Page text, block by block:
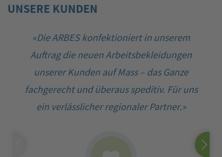
UNSERE KUNDEN
«Die ARBES konfektioniert in unserem
Auftrag die neuen Arbeitsbekleidungen
unserer Kunden auf Mass – das Ganze
fachgerecht und überaus speditiv. Für uns
ein verlässlicher regionaler Partner.»